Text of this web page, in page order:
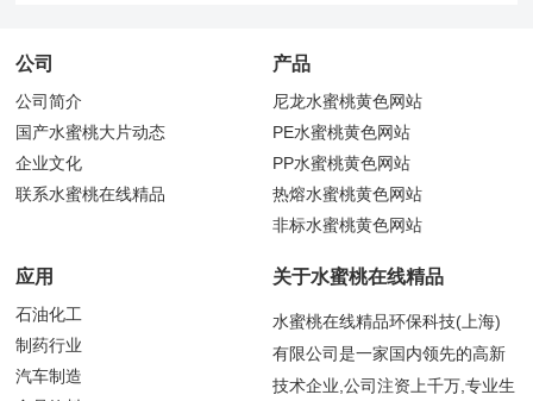
公司
公司简介
国产水蜜桃大片动态
企业文化
联系水蜜桃在线精品
产品
尼龙水蜜桃黄色网站
PE水蜜桃黄色网站
PP水蜜桃黄色网站
热熔水蜜桃黄色网站
非标水蜜桃黄色网站
应用
石油化工
制药行业
汽车制造
关于水蜜桃在线精品
水蜜桃在线精品环保科技(上海)
有限公司是一家国内领先的高新
技术企业,公司注资上千万,专业生